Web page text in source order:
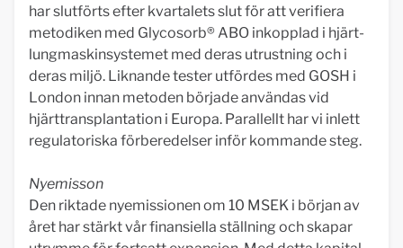
har slutförts efter kvartalets slut för att verifiera
metodiken med Glycosorb® ABO inkopplad i hjärt-
lungmaskinsystemet med deras utrustning och i
deras miljö. Liknande tester utfördes med GOSH i
London innan metoden började användas vid
hjärttransplantation i Europa. Parallellt har vi inlett
regulatoriska förberedelser inför kommande steg.
Nyemisson
Den riktade nyemissionen om 10 MSEK i början av
året har stärkt vår finansiella ställning och skapar